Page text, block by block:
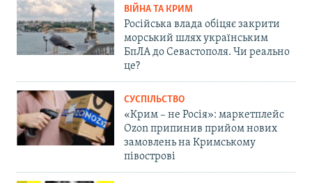
ВІЙНА ТА КРИМ
Російська влада обіцяє закрити
морський шлях українським
БпЛА до Севастополя. Чи реально
це?
СУСПІЛЬСТВО
«Крим – не Росія»: маркетплейс
Ozon припинив прийом нових
замовлень на Кримському
півострові